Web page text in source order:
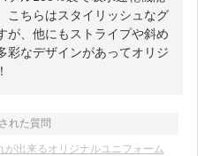
こちらはスタイリッシュなグ
が、他にもストライプや斜め
彩なデザインがあってオリジ
れた質問
出来るオリジナルユニフォーム